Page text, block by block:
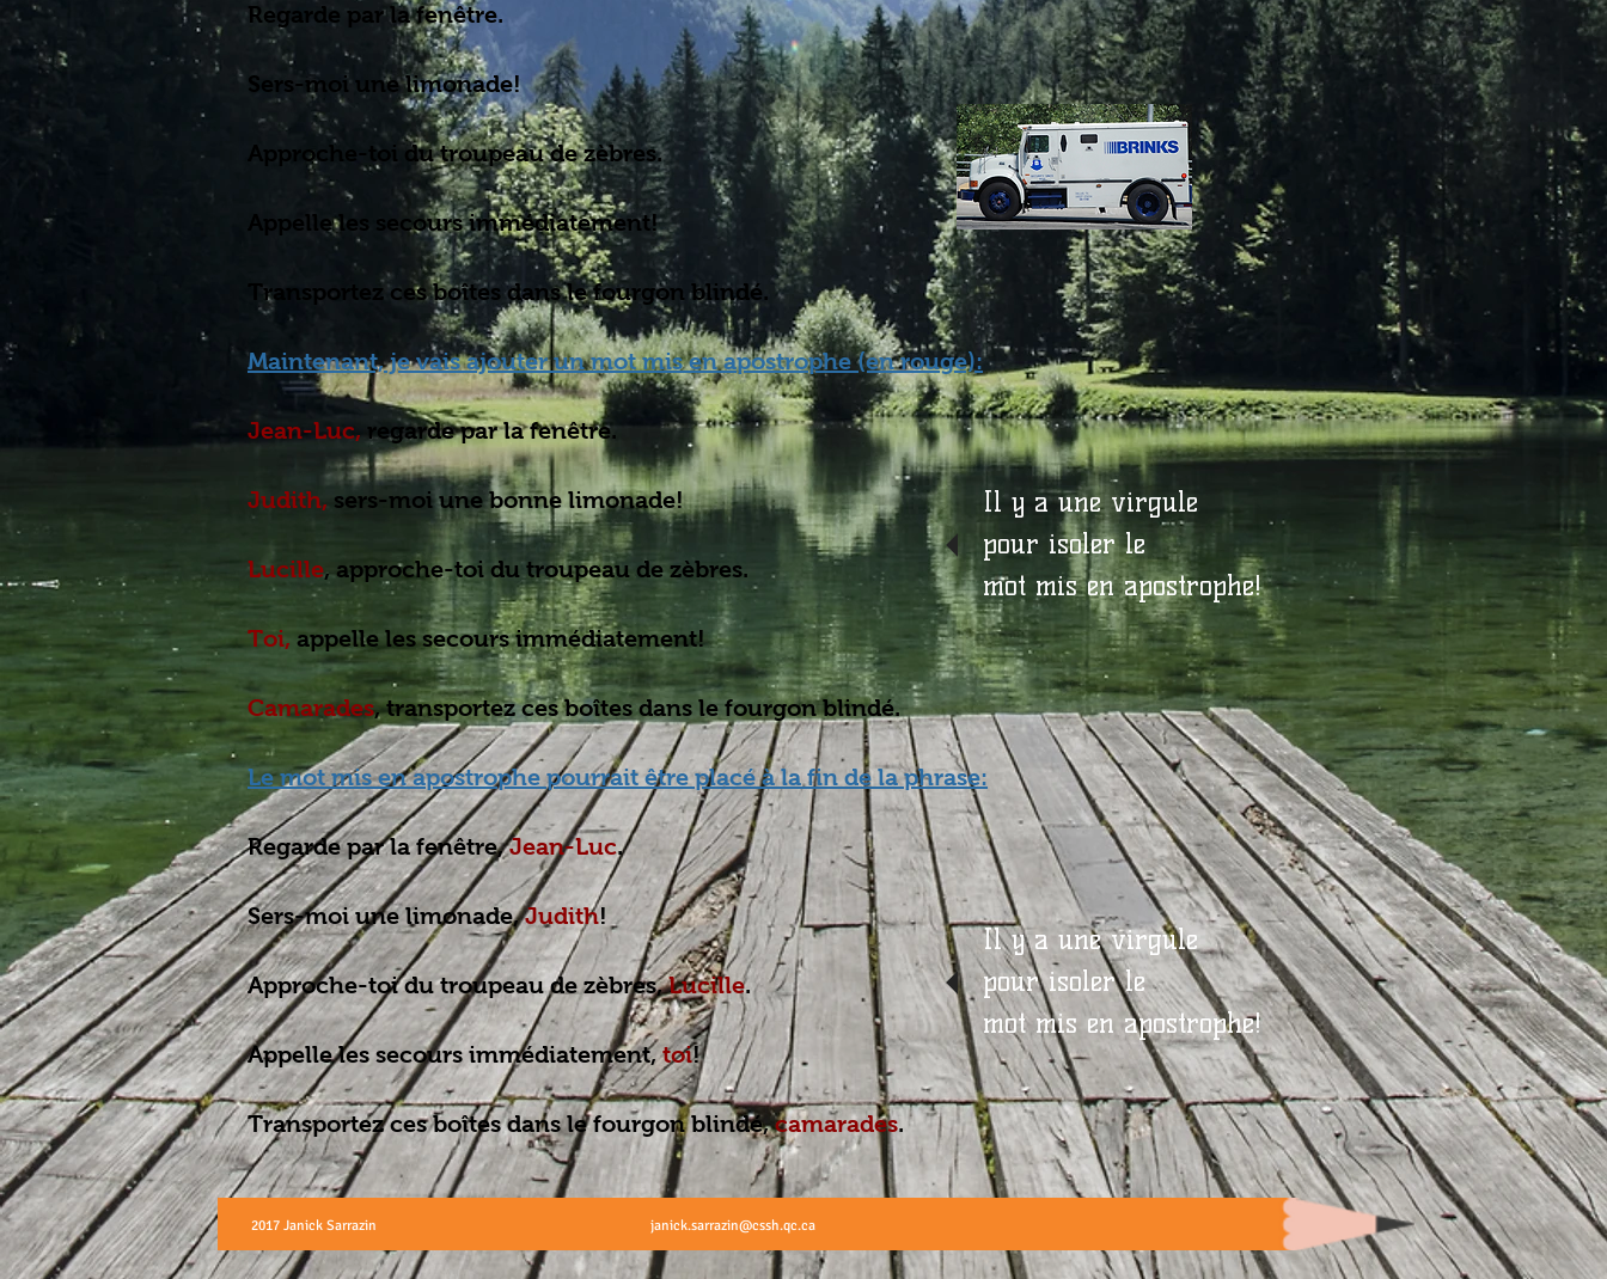
Regarde par la fenêtre.
Sers-moi une limonade!
Approche-toi du troupeau de zèbres.
Appelle les secours immédiatement!
Transportez ces boîtes dans le fourgon blindé.
Maintenant, je vais ajouter un mot mis en apostrophe (en rouge):
Jean-Luc, regarde par la fenêtre.
Judith, sers-moi une bonne limonade!
Lucille, approche-toi du troupeau de zèbres.
Toi, appelle les secours immédiatement!
Camarades, transportez ces boîtes dans le fourgon blindé.
Le mot mis en apostrophe pourrait être placé à la fin de la phrase:
Regarde par la fenêtre,Jean-Luc.
Sers-moi une limonade,Judith!
Approche-toi du troupeau de zèbres,Lucille.
Appelle les secours immédiatement,toi!
Transportez ces boîtes dans le fourgon blindé,camarades.
Il y a une virgule
pour isoler le
mot mis en apostrophe!
Il y a une virgule
pour isoler le
mot mis en apostrophe!
2017 Janick Sarrazin janick.sarrazin@cssh.qc.ca